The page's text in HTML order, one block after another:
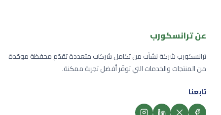
عن ترانسكورب
ترانسكورب شركة نشأت من تكامل شركات متعددة تقدّم محفظة موحّدة
من المنتجات والخدمات التي توفّر أفضل تجربة ممكنة.
تابعنا